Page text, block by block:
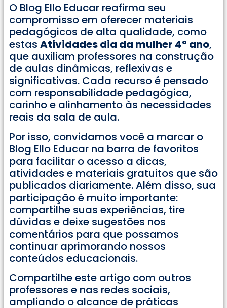
O Blog Ello Educar reafirma seu
compromisso em oferecer materiais
pedagógicos de alta qualidade, como
estas Atividades dia da mulher 4° ano,
que auxiliam professores na construção
de aulas dinâmicas, reflexivas e
significativas. Cada recurso é pensado
com responsabilidade pedagógica,
carinho e alinhamento às necessidades
reais da sala de aula.
Por isso, convidamos você a marcar o
Blog Ello Educar na barra de favoritos
para facilitar o acesso a dicas,
atividades e materiais gratuitos que são
publicados diariamente. Além disso, sua
participação é muito importante:
compartilhe suas experiências, tire
dúvidas e deixe sugestões nos
comentários para que possamos
continuar aprimorando nossos
conteúdos educacionais.
Compartilhe este artigo com outros
professores e nas redes sociais,
ampliando o alcance de práticas